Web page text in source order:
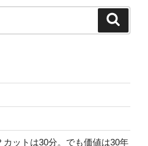
ットは30分。でも価値は30年